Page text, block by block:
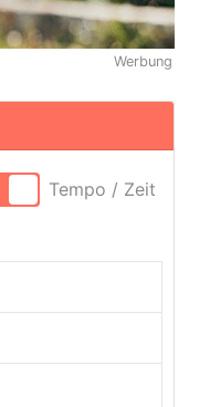
Werbung
Tempo / Zeit